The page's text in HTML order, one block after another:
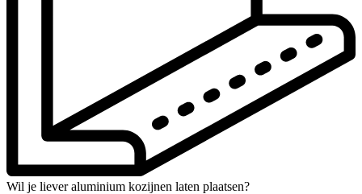
Wil je liever aluminium kozijnen laten plaatsen?